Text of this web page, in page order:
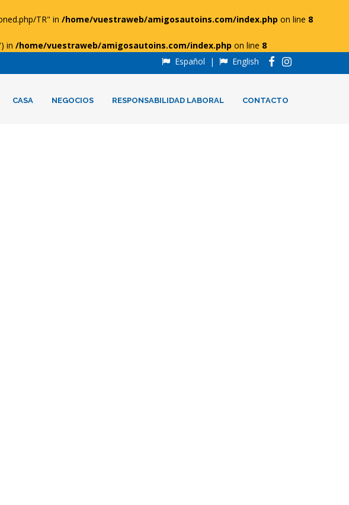
TR" in /home/vuestraweb/amigosautoins.com/index.php on line 8
in /home/vuestraweb/amigosautoins.com/index.php on line 8
Español | English
CASA NEGOCIOS RESPONSABILIDAD LABORAL CONTACTO